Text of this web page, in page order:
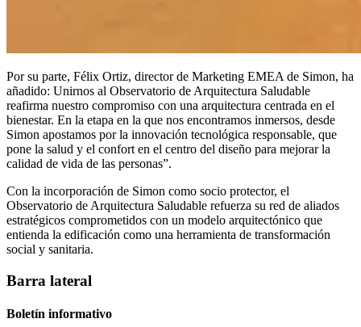
Por su parte, Félix Ortiz, director de Marketing EMEA de Simon, ha
añadido: Unirnos al Observatorio de Arquitectura Saludable
reafirma nuestro compromiso con una arquitectura centrada en el
bienestar. En la etapa en la que nos encontramos inmersos, desde
Simon apostamos por la innovación tecnológica responsable, que
pone la salud y el confort en el centro del diseño para mejorar la
calidad de vida de las personas”.
Con la incorporación de Simon como socio protector, el
Observatorio de Arquitectura Saludable refuerza su red de aliados
estratégicos comprometidos con un modelo arquitectónico que
entienda la edificación como una herramienta de transformación
social y sanitaria.
Barra lateral
Boletín informativo